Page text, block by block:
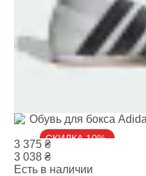
СКИДКА 10%
3 375 ₴
3 038 ₴
Есть в наличии